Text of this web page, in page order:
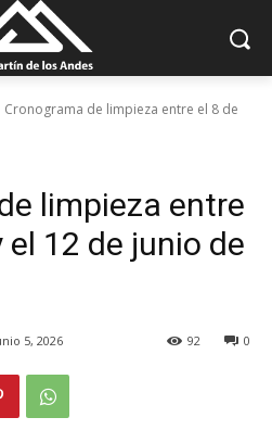
Cronograma de limpieza entre el 8 de
limpieza entre
el 12 de junio de
5, 2026 0
92